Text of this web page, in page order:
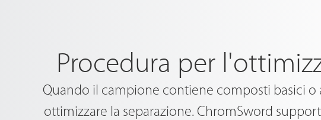
Procedura per
Quando il campione contiene composti basici
ottimizzare la separazione. ChromSword